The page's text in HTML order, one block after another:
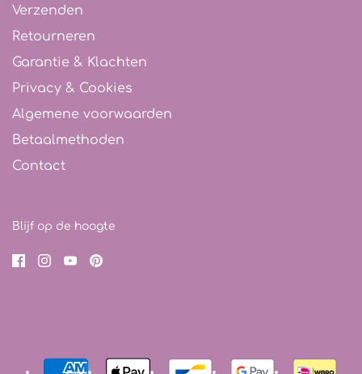
Verzenden
Retourneren
Garantie & Klachten
Privacy & Cookies
Algemene voorwaarden
Betaalmethoden
Contact
Blijf op de hoogte